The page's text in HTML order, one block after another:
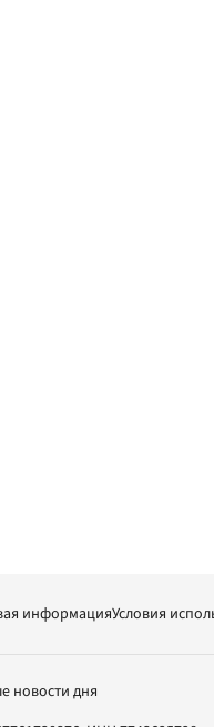
информацияУсловия
новости дня